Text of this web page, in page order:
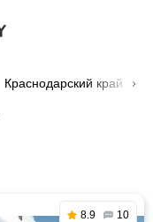
Краснодарский край
8.9 10